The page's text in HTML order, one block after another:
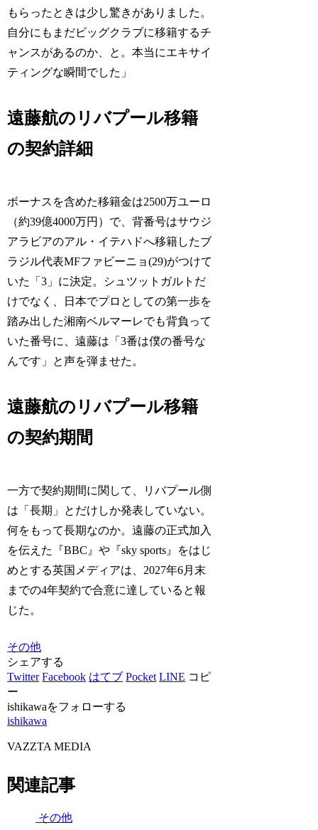
もらったときは少し驚きがありました。
自分にもまだビッグクラブに移籍するチ
ャンスがあるのか、と。本当にエキサイ
ティングな瞬間でした」
遠藤航のリバプール移籍
の契約詳細
ボーナスを含めた移籍金は2500万ユーロ
（約39億4000万円）で、背番号はサウジ
アラビアのアル・イテハドへ移籍したブ
ラジル代表MFファビーニョ(29)がつけて
いた「3」に決定。シュツットガルトだ
けでなく、日本でプロとしての第一歩を
踏み出した湘南ベルマーレでも背負って
いた番号に、遠藤は「3番は僕の番号な
んです」と声を弾ませた。
遠藤航のリバプール移籍
の契約期間
一方で契約期間に関して、リバプール側
は「長期」とだけしか発表していない。
何をもって長期なのか。遠藤の正式加入
を伝えた『BBC』や『sky sports』をはじ
めとする英国メディアは、2027年6月末
までの4年契約で合意に達していると報
じた。
その他
シェアする
Twitter Facebook はてブ Pocket LINE コピ
ー
ishikawaをフォローする
ishikawa
VAZZTA MEDIA
関連記事
その他